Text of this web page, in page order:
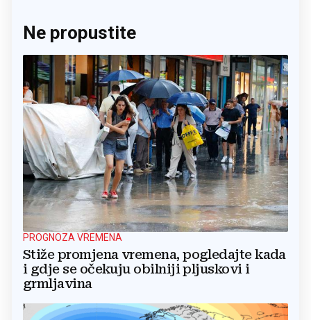
Ne propustite
PROGNOZA VREMENA
Stiže promjena vremena, pogledajte kada
i gdje se očekuju obilniji pljuskovi i
grmljavina